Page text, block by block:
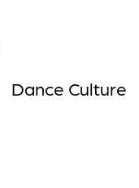
Dance Culture